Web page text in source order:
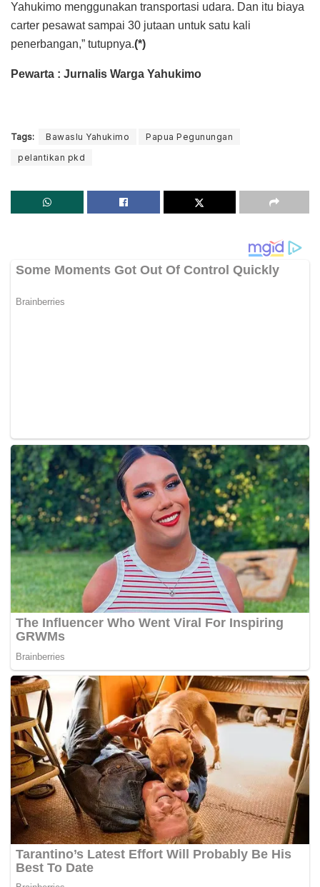
Yahukimo menggunakan transportasi udara. Dan itu biaya
carter pesawat sampai 30 jutaan untuk satu kali
penerbangan,” tutupnya.(*)
Pewarta : Jurnalis Warga Yahukimo
Tags: Bawaslu Yahukimo
Papua Pegunungan
pelantikan pkd